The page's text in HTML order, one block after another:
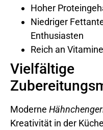
Hoher
Niedriger
Enthusiasten
Reich an
Vielfältige
Moderne
Kreativität in der